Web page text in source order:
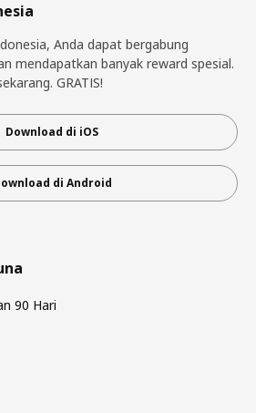
Anda dapat bergabung
mendapatkan banyak reward spesial.
GRATIS!
Download di iOS
di Android
90 Hari